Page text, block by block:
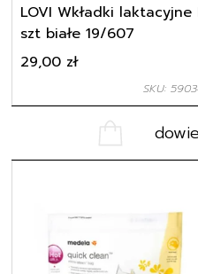
LOVI Wkładki laktacyjne
szt białe 19/607
SKU:
29,00 zł